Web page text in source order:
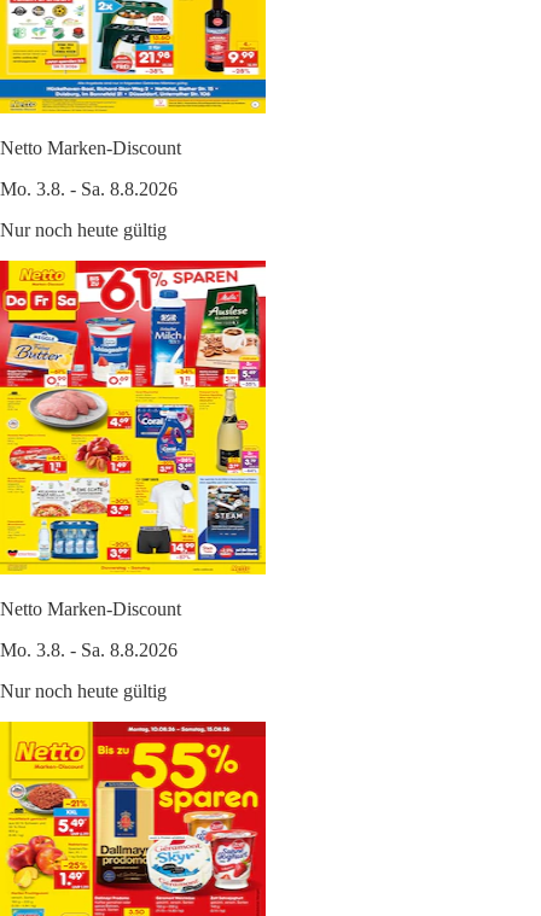
Netto Marken-Discount
Mo. 3.8. - Sa. 8.8.2026
Nur noch heute gültig
Netto Marken-Discount
Mo. 3.8. - Sa. 8.8.2026
Nur noch heute gültig